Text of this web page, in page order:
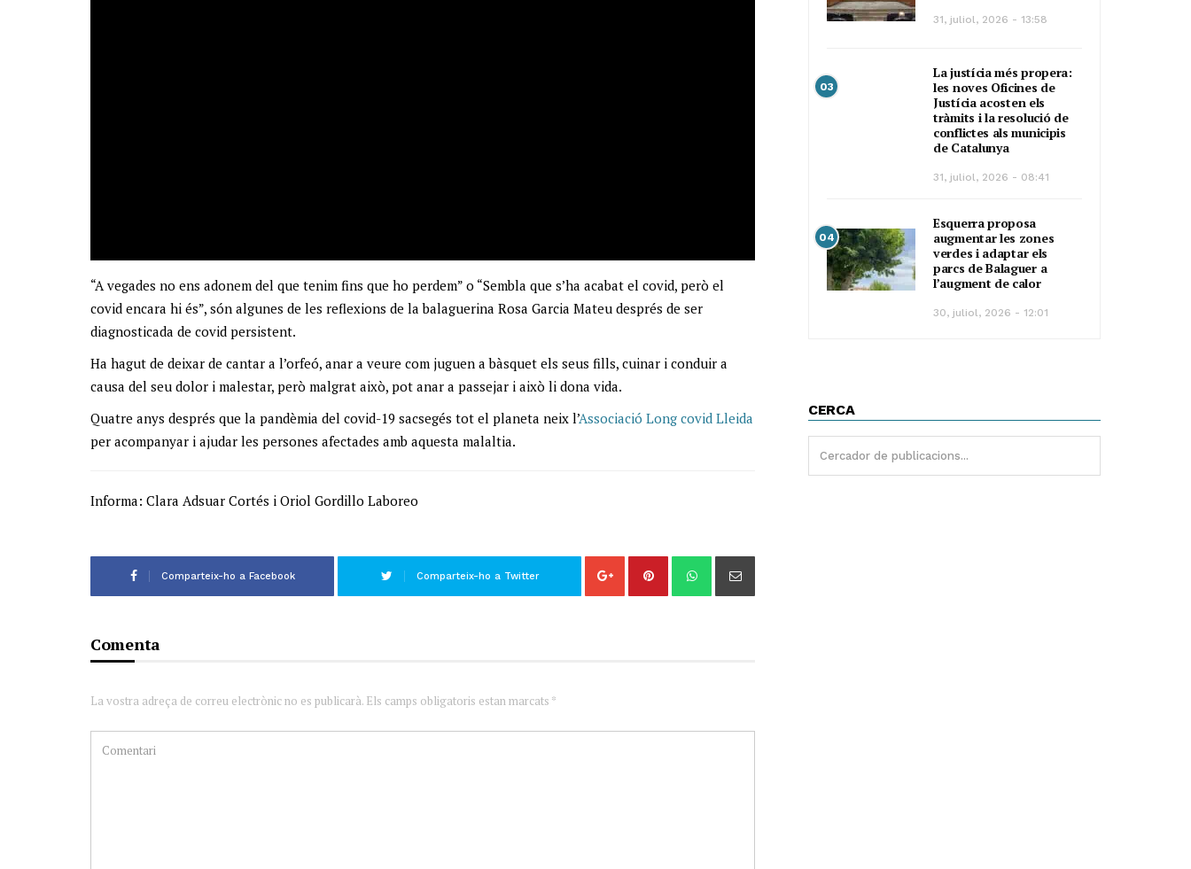
“A vegades no ens adonem del que tenim fins que ho perdem” o “Sembla que s’ha acabat el covid, però el
covid encara hi és”, són algunes de les reflexions de la balaguerina Rosa Garcia Mateu després de ser
diagnosticada de covid persistent.
Ha hagut de deixar de cantar a l’orfeó, anar a veure com juguen a bàsquet els seus fills, cuinar i conduir a
causa del seu dolor i malestar, però malgrat això, pot anar a passejar i això li dona vida.
Quatre anys després que la pandèmia del covid-19 sacsegés tot el planeta neix l’Associació Long covid Lleida
per acompanyar i ajudar les persones afectades amb aquesta malaltia.
Informa: Clara Adsuar Cortés i Oriol Gordillo Laboreo
Comparteix-ho a Facebook Comparteix-ho a Twitter
Comenta
La vostra adreça de correu electrònic no es publicarà. Els camps obligatoris estan marcats *
31, juliol, 2026 - 13:58
03
La justícia més propera:
les noves Oficines de
Justícia acosten els
tràmits i la resolució de
conflictes als municipis
de Catalunya
31, juliol, 2026 - 08:41
04
Esquerra proposa
augmentar les zones
verdes i adaptar els
parcs de Balaguer a
l’augment de calor
30, juliol, 2026 - 12:01
CERCA